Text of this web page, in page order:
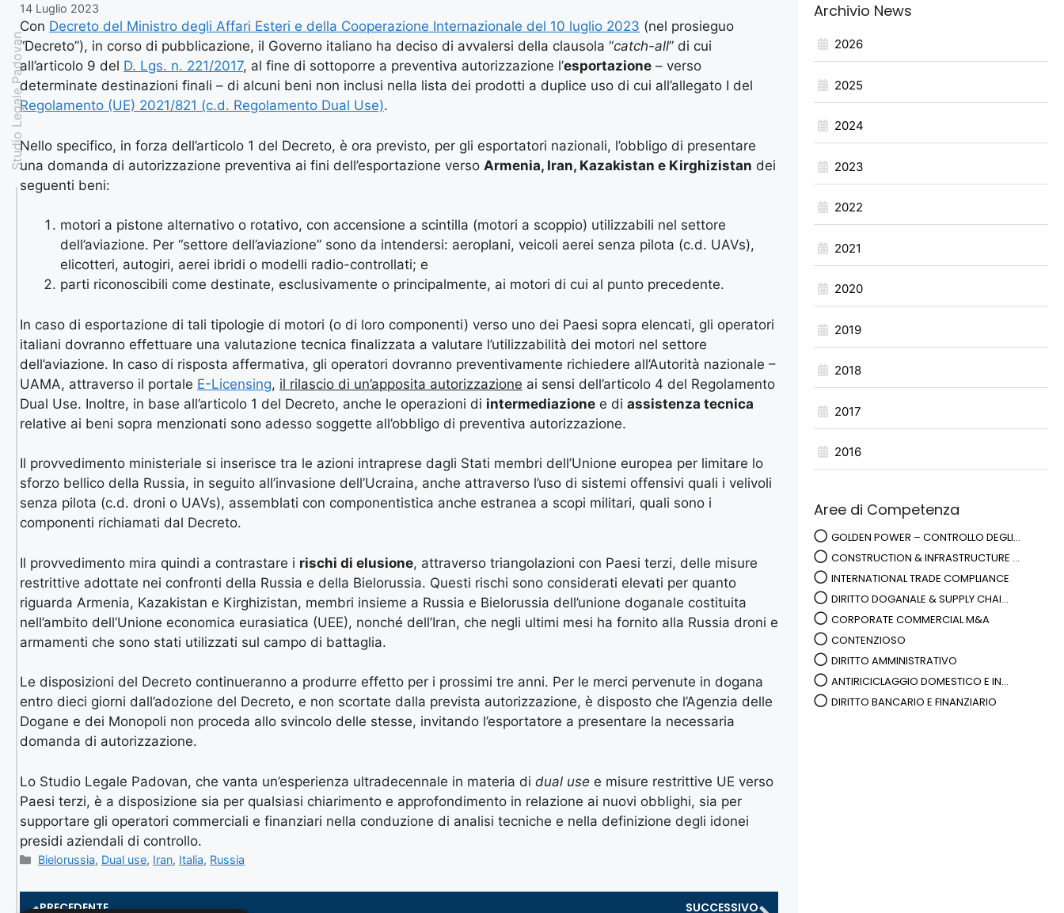
Studio Legale Padovan
14 Luglio 2023
Con Decreto del Ministro degli Affari Esteri e della Cooperazione Internazionale del 10 luglio 2023 (nel prosieguo
“Decreto”), in corso di pubblicazione, il Governo italiano ha deciso di avvalersi della clausola “catch-all” di cui
all’articolo 9 del D. Lgs. n. 221/2017, al fine di sottoporre a preventiva autorizzazione l’esportazione – verso
determinate destinazioni finali – di alcuni beni non inclusi nella lista dei prodotti a duplice uso di cui all’allegato I del
Regolamento (UE) 2021/821 (c.d. Regolamento Dual Use).
Nello specifico, in forza dell’articolo 1 del Decreto, è ora previsto, per gli esportatori nazionali, l’obbligo di presentare
una domanda di autorizzazione preventiva ai fini dell’esportazione verso Armenia, Iran, Kazakistan e Kirghizistan dei
seguenti beni:
motori a pistone alternativo o rotativo, con accensione a scintilla (motori a scoppio) utilizzabili nel settore
dell’aviazione. Per “settore dell’aviazione” sono da intendersi: aeroplani, veicoli aerei senza pilota (c.d. UAVs),
elicotteri, autogiri, aerei ibridi o modelli radio-controllati; e
parti riconoscibili come destinate, esclusivamente o principalmente, ai motori di cui al punto precedente.
In caso di esportazione di tali tipologie di motori (o di loro componenti) verso uno dei Paesi sopra elencati, gli operatori
italiani dovranno effettuare una valutazione tecnica finalizzata a valutare l’utilizzabilità dei motori nel settore
dell’aviazione. In caso di risposta affermativa, gli operatori dovranno preventivamente richiedere all’Autorità nazionale –
UAMA, attraverso il portale E-Licensing, il rilascio di un’apposita autorizzazione ai sensi dell’articolo 4 del Regolamento
Dual Use. Inoltre, in base all’articolo 1 del Decreto, anche le operazioni di intermediazione e di assistenza tecnica
relative ai beni sopra menzionati sono adesso soggette all’obbligo di preventiva autorizzazione.
Il provvedimento ministeriale si inserisce tra le azioni intraprese dagli Stati membri dell’Unione europea per limitare lo
sforzo bellico della Russia, in seguito all’invasione dell’Ucraina, anche attraverso l’uso di sistemi offensivi quali i velivoli
senza pilota (c.d. droni o UAVs), assemblati con componentistica anche estranea a scopi militari, quali sono i
componenti richiamati dal Decreto.
Il provvedimento mira quindi a contrastare i rischi di elusione, attraverso triangolazioni con Paesi terzi, delle misure
restrittive adottate nei confronti della Russia e della Bielorussia. Questi rischi sono considerati elevati per quanto
riguarda Armenia, Kazakistan e Kirghizistan, membri insieme a Russia e Bielorussia dell’unione doganale costituita
nell’ambito dell’Unione economica eurasiatica (UEE), nonché dell’Iran, che negli ultimi mesi ha fornito alla Russia droni e
armamenti che sono stati utilizzati sul campo di battaglia.
Le disposizioni del Decreto continueranno a produrre effetto per i prossimi tre anni. Per le merci pervenute in dogana
entro dieci giorni dall’adozione del Decreto, e non scortate dalla prevista autorizzazione, è disposto che l’Agenzia delle
Dogane e dei Monopoli non proceda allo svincolo delle stesse, invitando l’esportatore a presentare la necessaria
domanda di autorizzazione.
Lo Studio Legale Padovan, che vanta un’esperienza ultradecennale in materia di dual use e misure restrittive UE verso
Paesi terzi, è a disposizione sia per qualsiasi chiarimento e approfondimento in relazione ai nuovi obblighi, sia per
supportare gli operatori commerciali e finanziari nella conduzione di analisi tecniche e nella definizione degli idonei
presidi aziendali di controllo.
Bielorussia, Dual use, Iran, Italia, Russia
PRECEDENTE SUCCESSIVO
Archivio News
2026
2025
2024
2023
2022
2021
2020
2019
2018
2017
2016
Aree di Competenza
GOLDEN POWER – CONTROLLO DEGLI...
CONSTRUCTION & INFRASTRUCTURE ...
INTERNATIONAL TRADE COMPLIANCE
DIRITTO DOGANALE & SUPPLY CHAI...
CORPORATE COMMERCIAL M&A
CONTENZIOSO
DIRITTO AMMINISTRATIVO
ANTIRICICLAGGIO DOMESTICO E IN...
DIRITTO BANCARIO E FINANZIARIO